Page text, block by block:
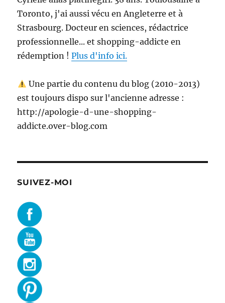
Toronto, j'ai aussi vécu en Angleterre et à
Strasbourg. Docteur en sciences, rédactrice
professionnelle... et shopping-addicte en
rédemption !Plus d'info ici.
Une partie du contenu du blog (2010-2013)
est toujours dispo sur l'ancienne adresse :
http://apologie-d-une-shopping-
addicte.over-blog.com
SUIVEZ-MOI